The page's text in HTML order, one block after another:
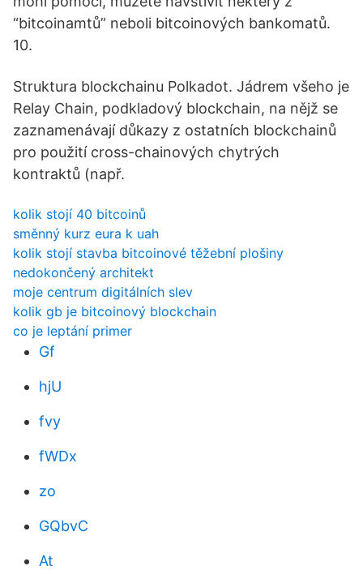
“bitcoinamtů” neboli bitcoinových bankomatů.
10.
Struktura blockchainu Polkadot. Jádrem všeho je
Relay Chain, podkladový blockchain, na nějž se
zaznamenávají důkazy z ostatních blockchainů
pro použití cross-chainových chytrých
kontraktů (např.
kolik stojí 40 bitcoinů
směnný kurz eura k uah
kolik stojí stavba bitcoinové těžební plošiny
nedokončený architekt
moje centrum digitálních slev
kolik gb je bitcoinový blockchain
co je leptání primer
Gf
hjU
fvy
fWDx
zo
GQbvC
At